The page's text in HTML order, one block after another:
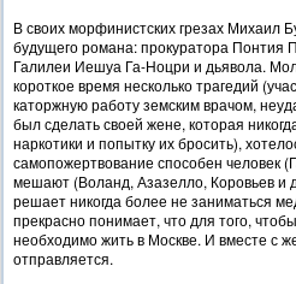
В своих морфинистских грезах Михаил
будущего романа: прокуратора Понтия
Галилеи Иешуа Га-Ноцри и дьявола.
короткое время несколько трагедий
каторжную работу земским врачом,
был сделать своей жене, которая
наркотики и попытку их бросить),
самопожертвование способен человек
мешают (Воланд, Азазелло, Коровьев и
решает никогда более не заниматься
прекрасно понимает, что для того,
необходимо жить в Москве. И вместе с
отправляется.